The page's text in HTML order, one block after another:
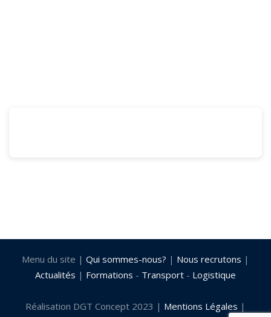
Menu du site | Qui sommes-nous? | Nous recrutons |
Actualités | Formations - Transport - Logistique
Réalisation DGT Concept 2023 | Mentions Légales |